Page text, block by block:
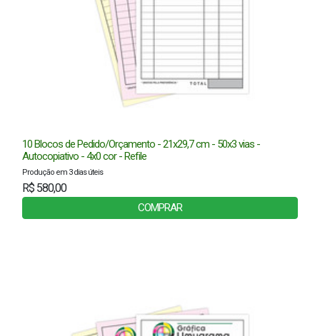
10 Blocos de Pedido/Orçamento - 21x29,7 cm - 50x3 vias -
Autocopiativo - 4x0 cor - Refile
Produção em 3 dias úteis
R$ 580,00
COMPRAR